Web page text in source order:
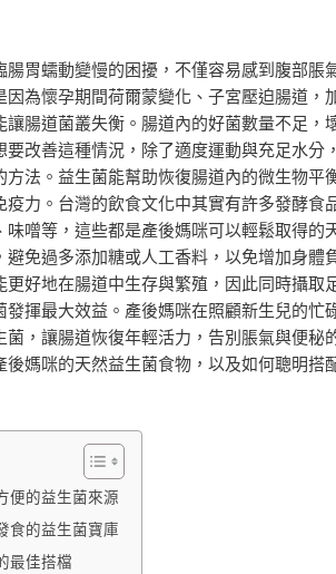
胃蠕動變慢的困擾，不僅容易感到腹部脹
因為懷孕期間荷爾蒙變化、子宮壓迫腸道，
讓腸道菌叢失衡。腸道內的好菌數量不足，
要改善這種情況，除了適度運動與充足水分
法。益生菌能幫助恢復腸道內的微生物平
力。台灣的飲食文化中其實有許多發酵食
味噌等，這些都是產後媽咪可以輕鬆取得的
避免過多添加糖或人工香料，以免增加身體
更好地在腸道中生存與繁殖，因此同時攝取
揮最大效益。產後媽咪在照顧新生兒的忙
菌，讓腸道恢復年輕活力，告別脹氣與便秘
後媽咪的天然益生菌食物，以及如何聰明搭
便的益生菌來源
食的益生菌寶庫
最佳搭檔